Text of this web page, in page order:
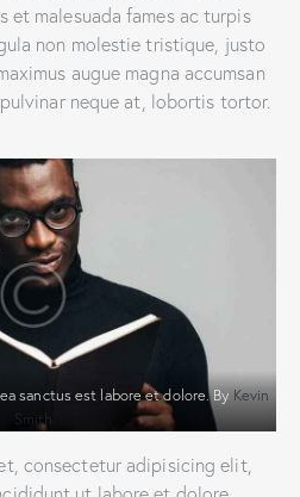
et malesuada fames ac turpis
non molestie tristique, justo
augue magna accumsan
neque at, lobortis tortor.
sanctus est labore et dolore. By Kevin
Smith
consectetur adipisicing elit,